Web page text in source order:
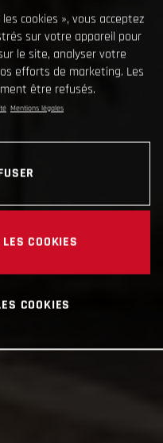
cookies », vous acceptez
sur votre appareil pour
le site, analyser votre
efforts de marketing. Les
être refusés.
Mentions légales
COOKIES
COOKIES